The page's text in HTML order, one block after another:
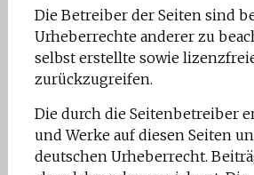
Die Betreiber der Seiten sind
Urheberrechte anderer zu
selbst erstellte sowie
zurückzugreifen.
Die durch die Seitenbetreiber
und Werke auf diesen Seiten
deutschen Urheberrecht.